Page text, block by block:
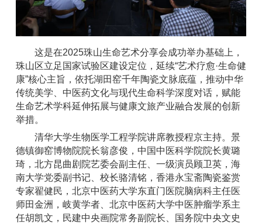
这是在2025珠山生命艺术分享会成功举办基础上，
珠山区立足国家试验区建设定位， 延续“艺术疗愈·生命健
康”核心主旨，依托湖田窑千年陶瓷文脉底蕴，推动中华
传统美学、中医药文化与现代生命科学深度对话，赋能
生命艺术学科延伸拓展与健康文旅产业融合发展的创新
举措。
清华大学生物医学工程学院讲席教授程京主持。景
德镇御窑博物院院长翁彦俊，中国中医科学院院长黄璐
琦，北方昆曲剧院艺委会副主任、一级演员顾卫英，海
南大学党委副书记、校长骆清铭，香港永宝斋陶瓷鉴赏
专家翟健民，北京中医药大学东直门医院脑病科主任医
师田金洲，岐黄学者、北京中医药大学中医肿瘤学系主
任胡凯文，民建中央画院常务副院长、国务院中央文史